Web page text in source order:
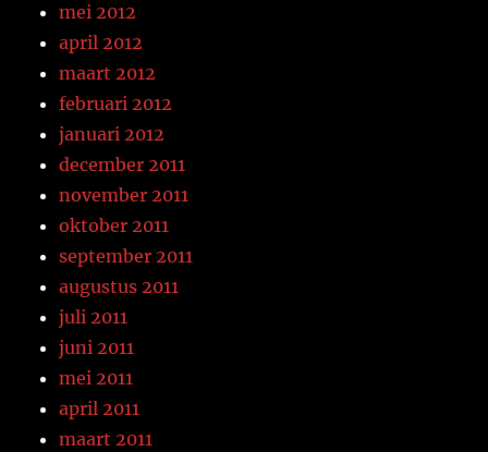
mei 2012
april 2012
maart 2012
februari 2012
januari 2012
december 2011
november 2011
oktober 2011
september 2011
augustus 2011
juli 2011
juni 2011
mei 2011
april 2011
maart 2011